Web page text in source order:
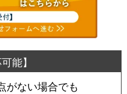
がない場合でも